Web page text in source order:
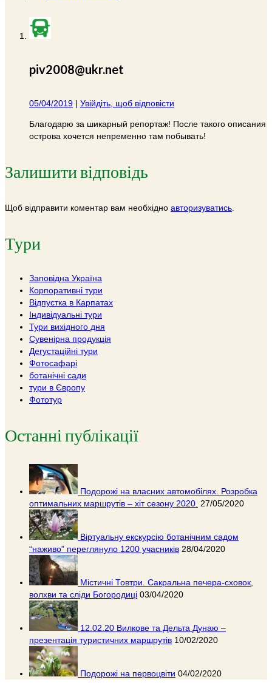
piv2008@ukr.net
05/04/2019 | Увійдіть, щоб відповісти
Благодарю за шикарный репортаж! После такого описания
острова хочется непременно там побывать!
Залишити відповідь
Щоб відправити коментар вам необхідно авторизуватись
Тури
Заповідна Україна
Корпоративні тури
Відпустка в Карпатах
Індивідуальні тури
Тури вихідного дня
Сувенірна продукція
Дегустаційні тури
Фотосафарі
ботанічні сади
тури в Європу
Фототур
Останні публікації
Подорожі на власних автомобілях. Розробка
оптимальних маршрутів – хіт сезону 2020. 27/05/2020
Віртуальну екскурсію ботанічним садом
“наживо” переглянуло 1200 учасників 28/04/2020
Містичні Товтри. Сакральна печера-сховок,
волхви та сліди Богородиці 03/04/2020
12.02.20 Вилкове та Дельта Дунаю –
презентація туристичних маршрутів 10/02/2020
Подорожі на первоцвіти 04/02/2020